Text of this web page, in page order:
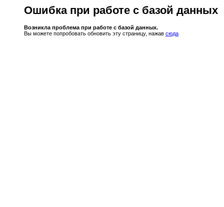
Ошибка при работе с базой данных
Возникла проблема при работе с базой данных.
Вы можете попробовать обновить эту страницу, нажав сюда